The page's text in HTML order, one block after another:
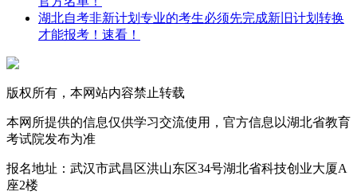
湖北自考非新计划专业的考生必须先完成新旧计划转换
才能报考！速看！
版权所有，本网站内容禁止转载
本网所提供的信息仅供学习交流使用，官方信息以湖北省教育
考试院发布为准
报名地址：武汉市武昌区洪山东区34号湖北省科技创业大厦A
座2楼